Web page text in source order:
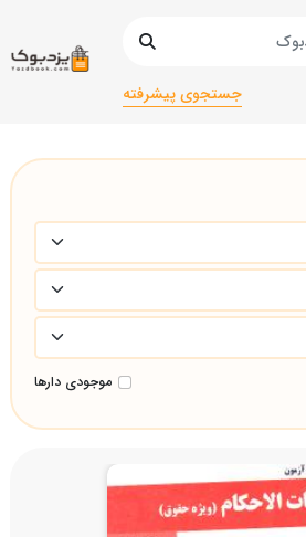
جستجوی پیشرفته
الهیات و معارف اسلامی/
موجودی دارها